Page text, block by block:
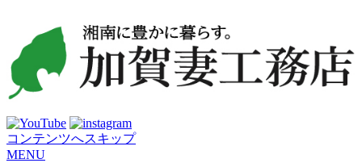
コンテンツへスキップ
MENU